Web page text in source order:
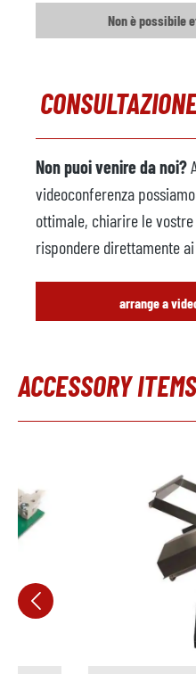
Non è possibile
Non puoi venire da noi?
videoconferenza
ottimale, chiarire le
rispondere direttamente
arrange a
ACCESSORY ITEMS